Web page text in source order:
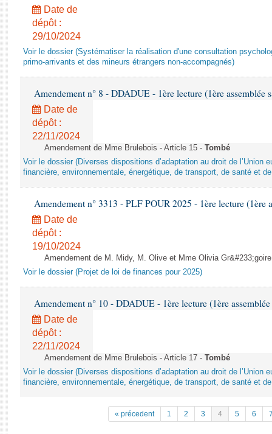
Date de
dépôt :
29/10/2024
Voir le dossier (Systématiser la réalisation d'une consultation
primo-arrivants et des mineurs étrangers non-accompagnés)
Amendement n° 8 - DDADUE - 1ère lecture (1ère assemblée
Date de
dépôt :
22/11/2024
Amendement de Mme Brulebois - Article 15 - Tombé
Voir le dossier (Diverses dispositions d’adaptation au droit de l’Union
financière, environnementale, énergétique, de transport, de santé et
Amendement n° 3313 - PLF POUR 2025 - 1ère lecture (1ère
Date de
dépôt :
19/10/2024
Amendement de M. Midy, M. Olive et Mme Olivia
Voir le dossier (Projet de loi de finances pour 2025)
Amendement n° 10 - DDADUE - 1ère lecture (1ère
Date de
dépôt :
22/11/2024
Amendement de Mme Brulebois - Article 17 - Tombé
Voir le dossier (Diverses dispositions d’adaptation au droit de l’Union
financière, environnementale, énergétique, de transport, de santé et
« précedent 1 2 3 4 5 6